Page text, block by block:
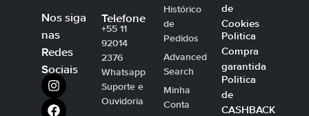
Nos siga
nas
Redes
Sociais
Telefone
+55 11
92014
2376
Whatsapp
Suporte e
Ouvidoria
Histórico
de
Pedidos
Advanced
Search
Minha
Conta
de
Cookies
Politica
Compra
garantida
Politica
de
CASHBACK